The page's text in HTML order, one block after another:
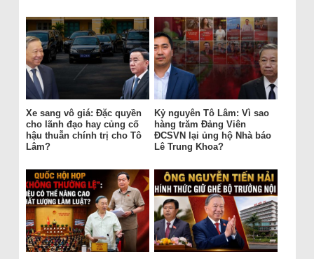
Xe sang vô giá: Đặc quyền
cho lãnh đạo hay củng cố
hậu thuẫn chính trị cho Tô
Lâm?
Kỷ nguyên Tô Lâm: Vì sao
hàng trăm Đảng Viên
ĐCSVN lại ủng hộ Nhà báo
Lê Trung Khoa?